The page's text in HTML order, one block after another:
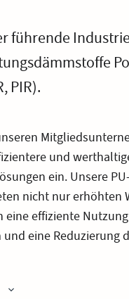
führende
PIR).
und
ein. Unsere
nicht nur erhöhten
eine effiziente
eine Reduzierung